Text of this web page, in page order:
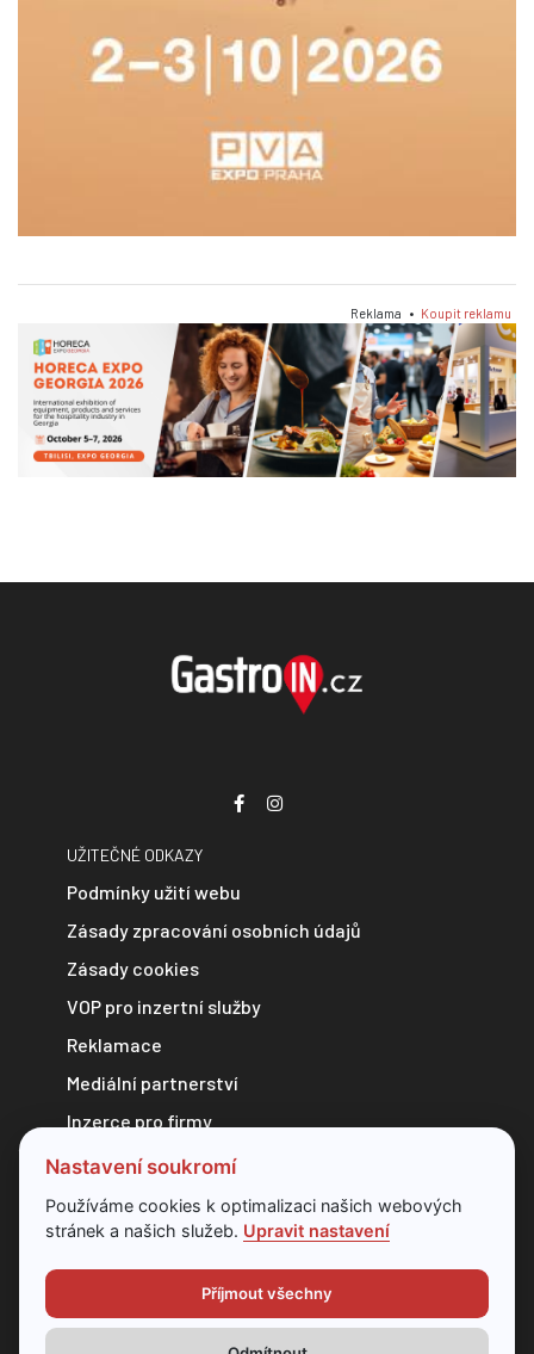
Reklama • Koupit reklamu
UŽITEČNÉ ODKAZY
Podmínky užití webu
Zásady zpracování osobních údajů
Zásady cookies
VOP pro inzertní služby
Reklamace
Mediální partnerství
Inzerce pro firmy
Zpravodajství do e-mailu
Kontakt
předchozí dohody s provozovatelem ho nelze jakkoliv
Nastavení soukromí
Používáme cookies k optimalizaci našich webových
stránek a našich služeb. Upravit nastavení
Příjmout všechny